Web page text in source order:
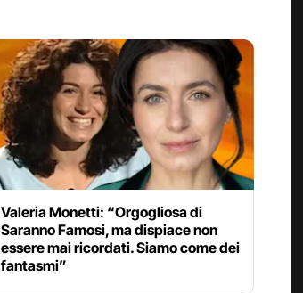
Valeria Monetti: “Orgogliosa di
Saranno Famosi, ma dispiace non
essere mai ricordati. Siamo come dei
fantasmi”